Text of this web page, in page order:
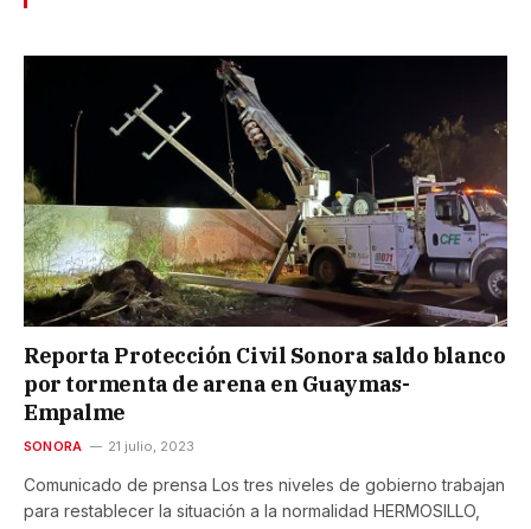
Reporta Protección Civil Sonora saldo blanco
por tormenta de arena en Guaymas-
Empalme
SONORA 21 julio, 2023
Comunicado de prensa Los tres niveles de gobierno trabajan
para restablecer la situación a la normalidad HERMOSILLO,